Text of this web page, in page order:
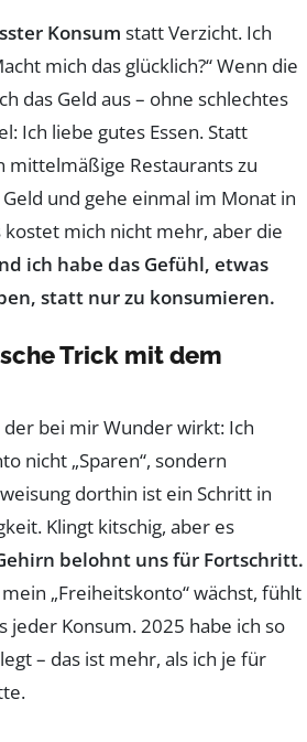
Konsum statt Verzicht. Ich
mich das glücklich?“ Wenn die
das Geld aus – ohne schlechtes
Ich liebe gutes Essen. Statt
mittelmäßige Restaurants zu
und gehe einmal im Monat in
kostet mich nicht mehr, aber die
ich habe das Gefühl, etwas
statt nur zu konsumieren.
Trick mit dem
der bei mir Wunder wirkt: Ich
nicht „Sparen“, sondern
dorthin ist ein Schritt in
Klingt kitschig, aber es
belohnt uns für Fortschritt.
„Freiheitskonto“ wächst, fühlt
jeder Konsum. 2025 habe ich so
– das ist mehr, als ich je für